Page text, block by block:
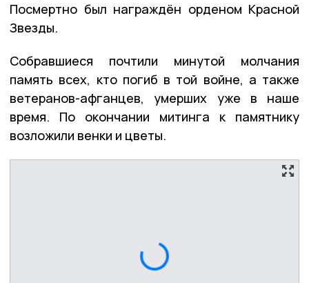
Посмертно был награждён орденом Красной
Звезды.
Собравшиеся почтили минутой молчания
память всех, кто погиб в той войне, а также
ветеранов-афганцев, умерших уже в наше
время. По окончании митинга к памятнику
возложили венки и цветы.